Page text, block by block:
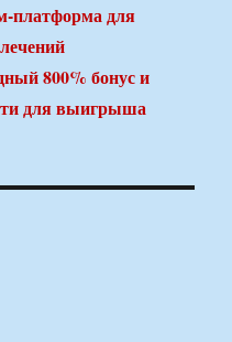
платформа для
800% бонус и
для выигрыша